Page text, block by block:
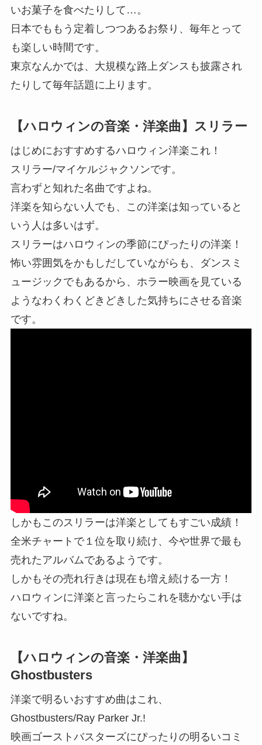
いお菓子を食べたりして…。
日本でももう定着しつつあるお祭り、毎年とって
も楽しい時間です。
東京なんかでは、大規模な路上ダンスも披露され
たりして毎年話題に上ります。
【ハロウィンの音楽・洋楽曲】スリラー
はじめにおすすめするハロウィン洋楽これ！
スリラー/マイケルジャクソンです。
言わずと知れた名曲ですよね。
洋楽を知らない人でも、この洋楽は知っていると
いう人は多いはず。
スリラーはハロウィンの季節にぴったりの洋楽！
怖い雰囲気をかもしだしていながらも、ダンスミ
ュージックでもあるから、ホラー映画を見ている
ようなわくわくどきどきした気持ちにさせる音楽
です。
しかもこのスリラーは洋楽としてもすごい成績！
全米チャートで１位を取り続け、今や世界で最も
売れたアルバムであるようです。
しかもその売れ行きは現在も増え続ける一方！
ハロウィンに洋楽と言ったらこれを聴かない手は
ないですね。
【ハロウィンの音楽・洋楽曲】
Ghostbusters
洋楽で明るいおすすめ曲はこれ、
Ghostbusters/Ray Parker Jr.!
映画ゴーストバスターズにぴったりの明るいコミ